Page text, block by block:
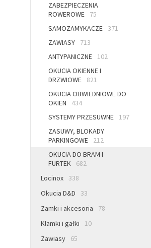
ZABEZPIECZENIA
ROWEROWE
75
SAMOZAMYKACZE
371
ZAWIASY
713
ANTYPANICZNE
102
OKUCIA OKIENNE I
DRZWIOWE
821
OKUCIA OBWIEDNIOWE DO
OKIEN
434
SYSTEMY PRZESUWNE
197
ZASUWY, BLOKADY
PARKINGOWE
212
OKUCIA DO BRAM I
FURTEK
682
Locinox
338
Okucia D&D
33
Zamki i akcesoria
78
Klamki i gałki
10
Zawiasy
65